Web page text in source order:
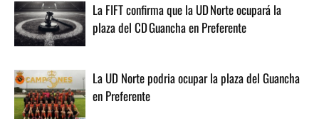
La FIFT confirma que la UD Norte ocupará la
plaza del CD Guancha en Preferente
La UD Norte podria ocupar la plaza del Guancha
en Preferente